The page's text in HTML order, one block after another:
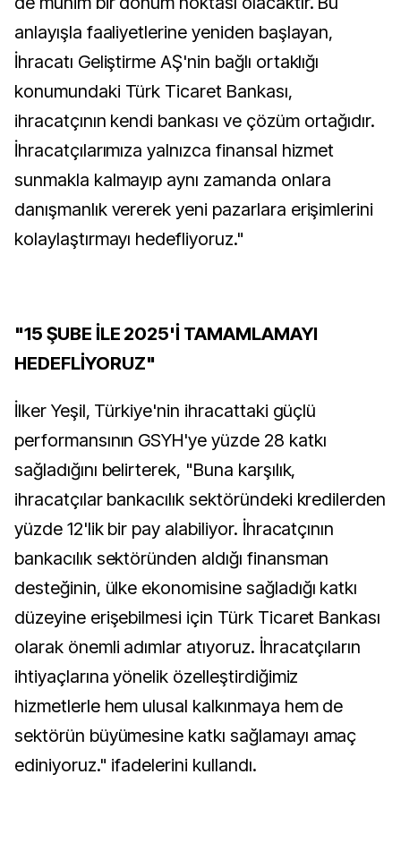
anlayışla faaliyetlerine yeniden başlayan,
İhracatı Geliştirme AŞ'nin bağlı ortaklığı
konumundaki Türk Ticaret Bankası,
ihracatçının kendi bankası ve çözüm ortağıdır.
İhracatçılarımıza yalnızca finansal hizmet
sunmakla kalmayıp aynı zamanda onlara
danışmanlık vererek yeni pazarlara erişimlerini
kolaylaştırmayı hedefliyoruz."
"15 ŞUBE İLE 2025'İ TAMAMLAMAYI
HEDEFLİYORUZ"
İlker Yeşil, Türkiye'nin ihracattaki güçlü
performansının GSYH'ye yüzde 28 katkı
sağladığını belirterek, "Buna karşılık,
ihracatçılar bankacılık sektöründeki kredilerden
yüzde 12'lik bir pay alabiliyor. İhracatçının
bankacılık sektöründen aldığı finansman
desteğinin, ülke ekonomisine sağladığı katkı
düzeyine erişebilmesi için Türk Ticaret Bankası
olarak önemli adımlar atıyoruz. İhracatçıların
ihtiyaçlarına yönelik özelleştirdiğimiz
hizmetlerle hem ulusal kalkınmaya hem de
sektörün büyümesine katkı sağlamayı amaç
ediniyoruz." ifadelerini kullandı.